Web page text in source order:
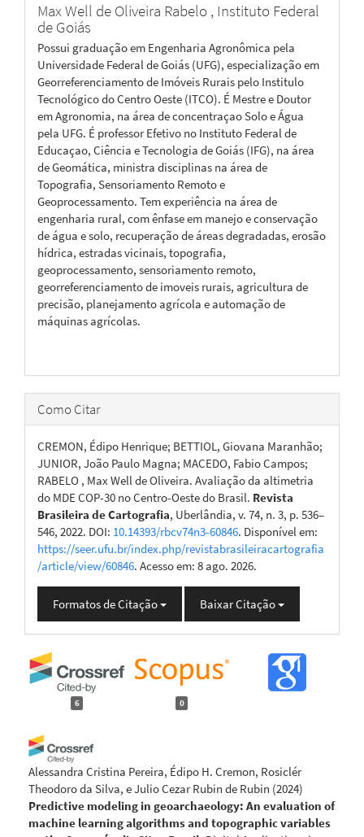
Max Well de Oliveira Rabelo , Instituto Federal
de Goiás
Possui graduação em Engenharia Agronômica pela
Universidade Federal de Goiás (UFG), especialização em
Georreferenciamento de Imóveis Rurais pelo Institulo
Tecnológico do Centro Oeste (ITCO). É Mestre e Doutor
em Agronomia, na área de concentraçao Solo e Água
pela UFG. É professor Efetivo no Instituto Federal de
Educaçao, Ciência e Tecnologia de Goiás (IFG), na área
de Geomática, ministra disciplinas na área de
Topografia, Sensoriamento Remoto e
Geoprocessamento. Tem experiência na área de
engenharia rural, com ênfase em manejo e conservação
de água e solo, recuperação de áreas degradadas, erosão
hídrica, estradas vicinais, topografia,
geoprocessamento, sensoriamento remoto,
georreferenciamento de imoveis rurais, agricultura de
precisão, planejamento agrícola e automação de
máquinas agrícolas.
Como Citar
CREMON, Édipo Henrique; BETTIOL, Giovana Maranhão;
JUNIOR, João Paulo Magna; MACEDO, Fabio Campos;
RABELO , Max Well de Oliveira. Avaliação da altimetria
do MDE COP-30 no Centro-Oeste do Brasil. Revista
Brasileira de Cartografia, Uberlândia, v. 74, n. 3, p. 536–
546, 2022. DOI: 10.14393/rbcv74n3-60846. Disponível em:
https://seer.ufu.br/index.php/revistabrasileiracartografia
/article/view/60846. Acesso em: 8 ago. 2026.
Formatos de Citação Baixar Citação
6 0
Alessandra Cristina Pereira, Édipo H. Cremon, Rosiclér
Theodoro da Silva, e Julio Cezar Rubin de Rubin (2024)
Predictive modeling in geoarchaeology: An evaluation of
machine learning algorithms and topographic variables